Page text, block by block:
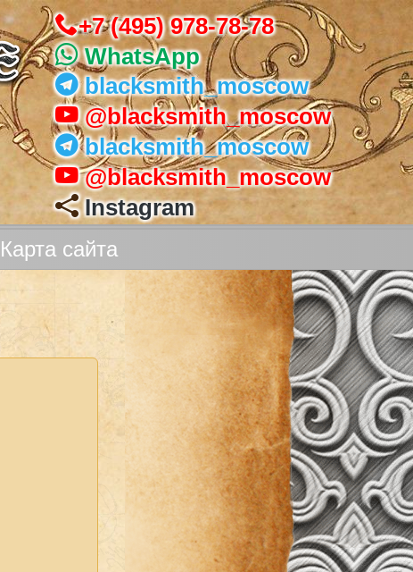
+7 (495) 978-78-78
WhatsApp
blacksmith_moscow
@blacksmith_moscow
blacksmith_moscow
@blacksmith_moscow
Instagram
Карта сайта